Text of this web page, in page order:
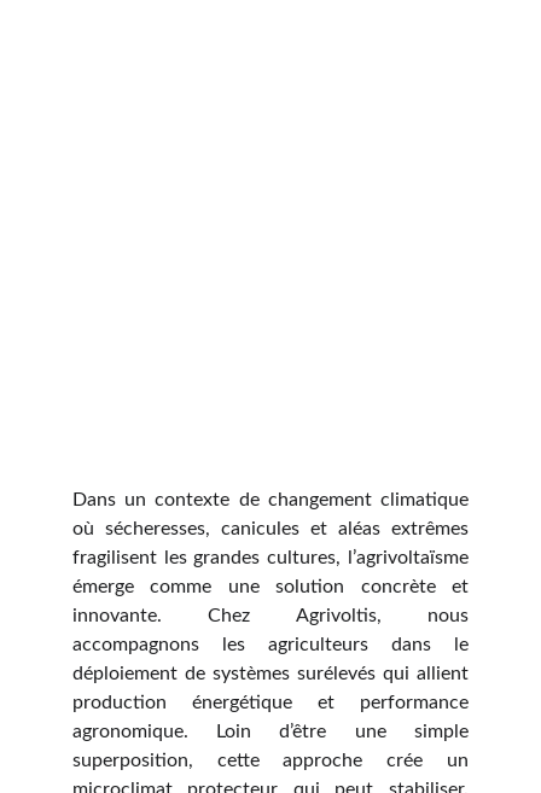
Dans un contexte de changement climatique
où sécheresses, canicules et aléas extrêmes
fragilisent les grandes cultures, l’agrivoltaïsme
émerge comme une solution concrète et
innovante. Chez Agrivoltis, nous
accompagnons les agriculteurs dans le
déploiement de systèmes surélevés qui allient
production énergétique et performance
agronomique. Loin d’être une simple
superposition, cette approche crée un